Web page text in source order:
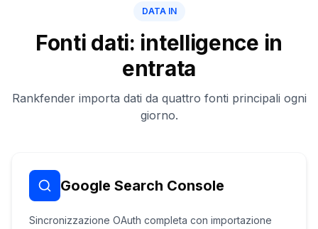
DATA IN
Fonti dati: intelligence in
entrata
Rankfender importa dati da quattro fonti principali ogni
giorno.
Google Search Console
Sincronizzazione OAuth completa con importazione